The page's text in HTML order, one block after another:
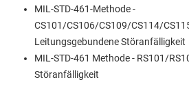
MIL-STD-461-Methode -
CS101/CS106/CS109/CS114/
Leitungsgebundene Störanfälligkeit
MIL-STD-461 Methode - RS101/
Störanfälligkeit